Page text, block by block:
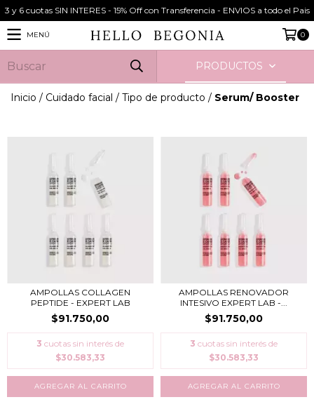
3 y 6 cuotas SIN INTERES - 15% Off con Transferencia - ENVIOS a todo el Pais
MENÚ 0
PRODUCTOS
Inicio / Cuidado facial / Tipo de producto / Serum/ Booster
AMPOLLAS COLLAGEN
PEPTIDE - EXPERT LAB
$91.750,00
3 cuotas sin interés de
$30.583,33
AMPOLLAS RENOVADOR
INTESIVO EXPERT LAB -...
$91.750,00
3 cuotas sin interés de
$30.583,33